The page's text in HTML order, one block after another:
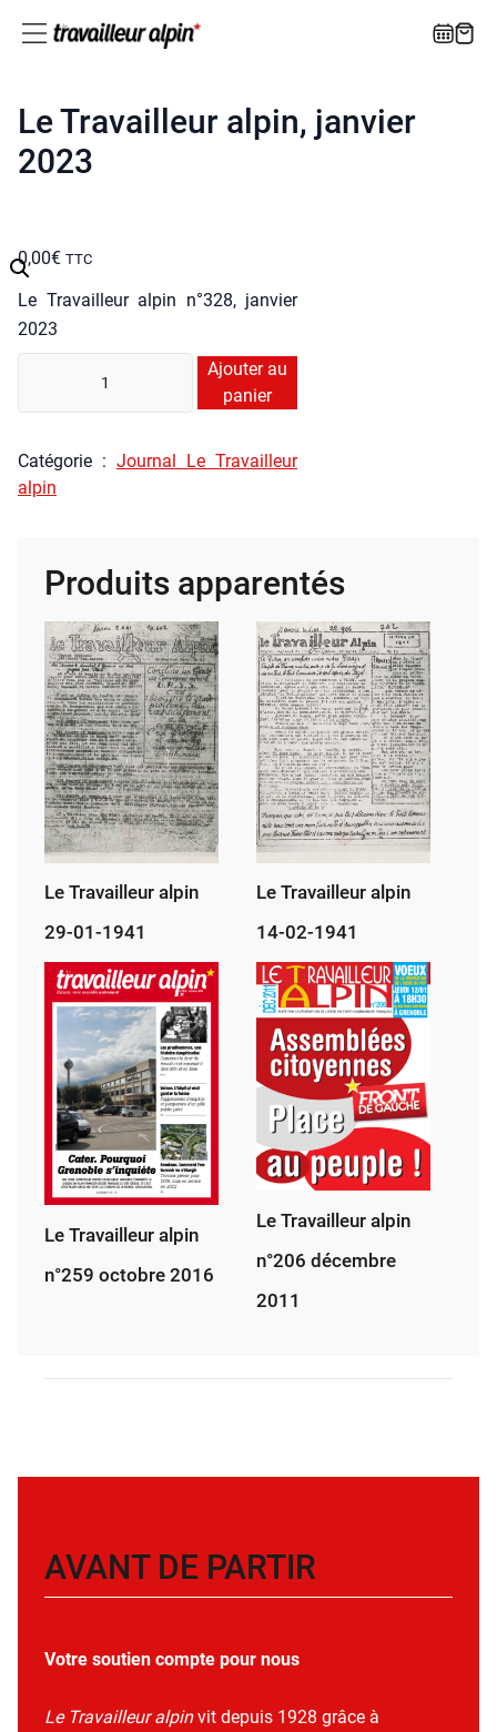
Le Travailleur alpin, janvier
2023
0,00€ TTC
Le Tra­vailleur alpin n°328, jan­vier
2023
té
Le
Tra­
Ajouter au
panier
Caté­go­rie : Jour­nal Le Tra­vailleur
alpin
Produits apparentés
Le Travailleur alpin
29-01-1941
Le Travailleur alpin
14-02-1941
Le Travailleur alpin
n°259 octobre 2016
Le Travailleur alpin
n°206 décembre
2011
AVANT DE PARTIR
Votre soutien compte pour nous
Le Travailleur alpinvit depuis 1928 grâce à